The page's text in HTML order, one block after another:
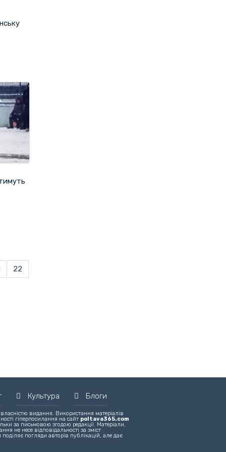
22
Культура Блоги
видання. Використання матеріалів
гіперпосилання на сайт poltava365.com
за письмовою згодою редакції. Матеріали,
не несе відповідальності за зміст
погляди авторів публікацій, але дає